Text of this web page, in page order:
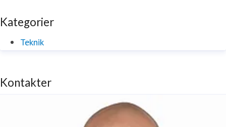
Kategorier
Teknik
Kontakter